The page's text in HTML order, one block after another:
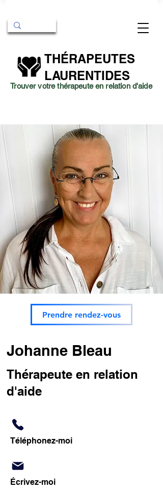
THÉRAPEUTES
LAURENTIDES
Trouver votre thérapeute en relation d'aide
Prendre rendez-vous
Johanne Bleau
Thérapeute en relation
d'aide
Téléphonez-moi
Écrivez-moi